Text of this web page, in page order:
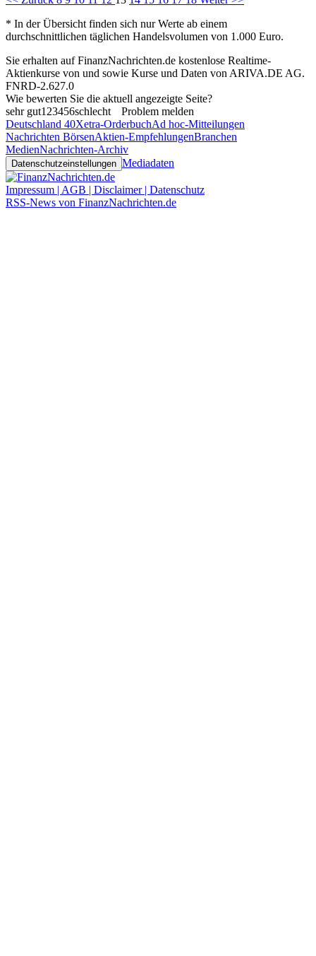
* In der Übersicht finden sich nur Werte ab einem
durchschnittlichen täglichen Handelsvolumen von 1.000 Euro.
Sie erhalten auf FinanzNachrichten.de kostenlose Realtime-
Aktienkurse von und sowie Kurse und Daten von ARIVA.DE AG.
FNRD-2.627.0
Wie bewerten Sie die aktuell angezeigte Seite?
sehr gut1 23456schlecht
Problem melden
Deutschland 40Xetra-OrderbuchAd hoc-Mitteilungen
Nachrichten BörsenAktien-EmpfehlungenBranchen
MedienNachrichten-Archiv
Datenschutzeinstellungen Mediadaten
Impressum | AGB | Disclaimer | Datenschutz
RSS-News von FinanzNachrichten.de